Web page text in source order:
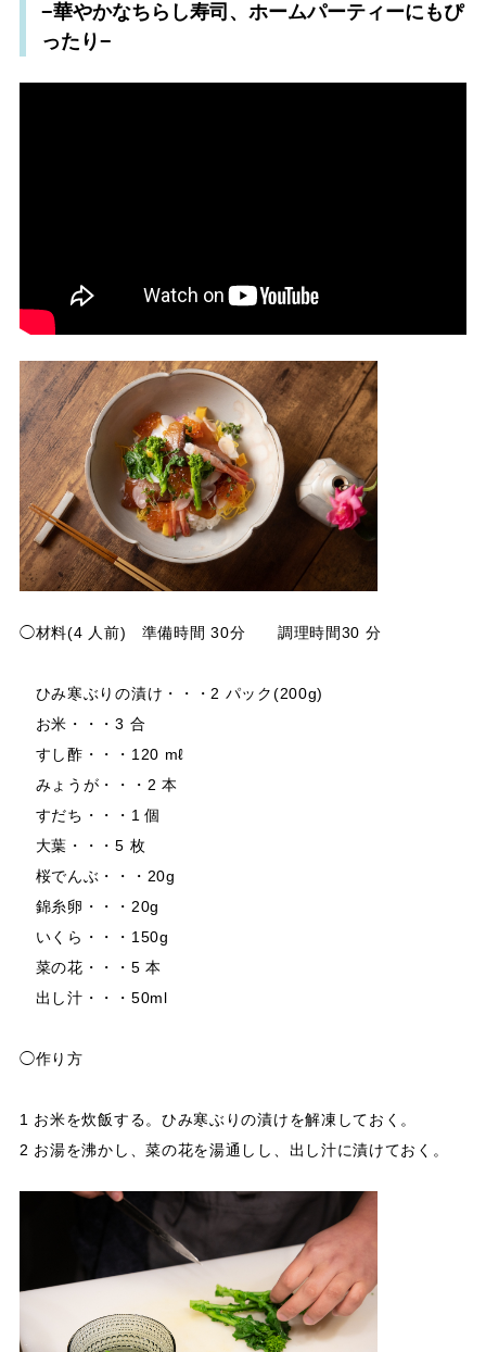
−華やかなちらし寿司、ホームパーティーにもぴ
ったり−
◯材料(4 人前) 準備時間 30分 調理時間30 分
ひみ寒ぶりの漬け・・・2 パック(200g)
お米・・・3 合
すし酢・・・120 mℓ
みょうが・・・2 本
すだち・・・1 個
大葉・・・5 枚
桜でんぶ・・・20g
錦糸卵・・・20g
いくら・・・150g
菜の花・・・5 本
出し汁・・・50ml
◯作り方
1 お米を炊飯する。ひみ寒ぶりの漬けを解凍しておく。
2 お湯を沸かし、菜の花を湯通しし、出し汁に漬けておく。